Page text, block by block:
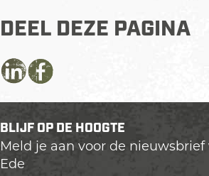
DEEL DEZE PAGINA
D
l
d
e
D
l
d
l
d
BLIJF OP DE HOOGTE
Meld je aan voor de nieuwsbrief
Ede